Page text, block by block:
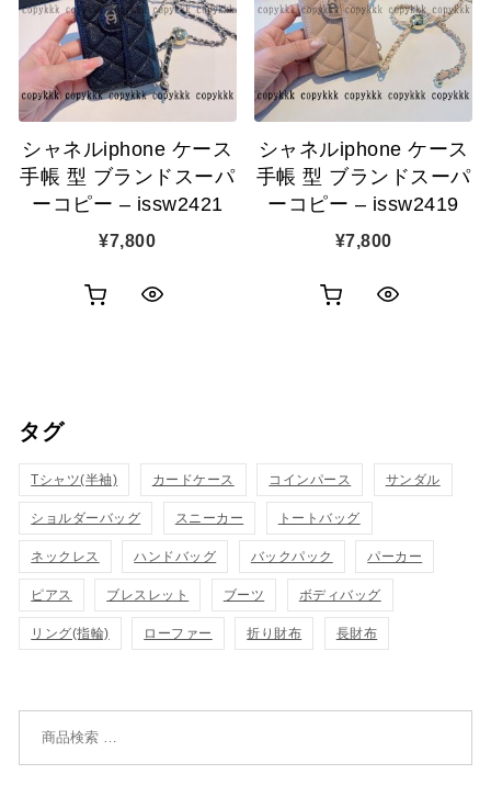
シャネルiphone ケース
手帳 型 ブランドスーパ
ーコピー – issw2421
¥7,800
シャネルiphone ケース
手帳 型 ブランドスーパ
ーコピー – issw2419
¥7,800
タグ
Tシャツ(半袖) カードケース コインパース サンダル
ショルダーバッグ スニーカー トートバッグ
ネックレス ハンドバッグ バックパック パーカー
ピアス ブレスレット ブーツ ボディバッグ
リング(指輪) ローファー 折り財布 長財布